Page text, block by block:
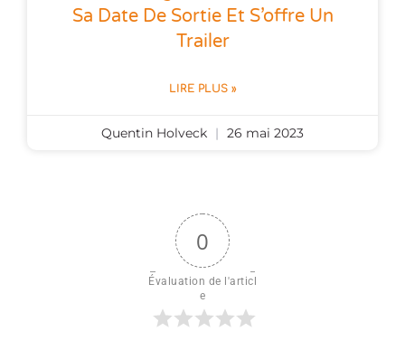
Sa Date De Sortie Et S’offre Un
Trailer
LIRE PLUS »
Quentin Holveck 26 mai 2023
0
Évaluation de l'articl
e